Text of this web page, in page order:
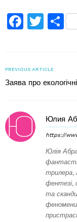
PREVIOUS ARTICLE
Заява про
Юлия
https://
Юлія
трилера,
фентезі,
та